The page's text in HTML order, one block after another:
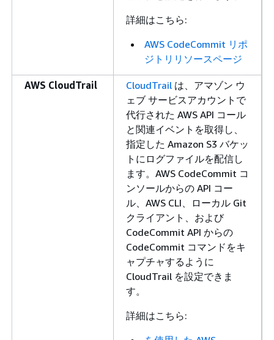
詳細はこちら:
AWS CodeCommit リポ
ジトリリソースページ
AWS CloudTrail CloudTrail は、アマゾン ウ
ェブ サービスアカウントで
代行された AWS API コール
と関連イベントを取得し、
指定した Amazon S3 バケッ
トにログファイルを配信し
ます。AWS CodeCommit コ
ンソールからの API コー
ル、AWS CLI、ローカル Git
クライアント、および
CodeCommit API からの
CodeCommit コマンドをキ
ャプチャするように
CloudTrail を設定できま
す。
詳細はこちら: